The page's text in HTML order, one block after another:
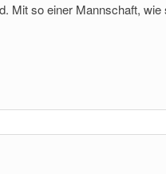
Mit so einer Mannschaft,